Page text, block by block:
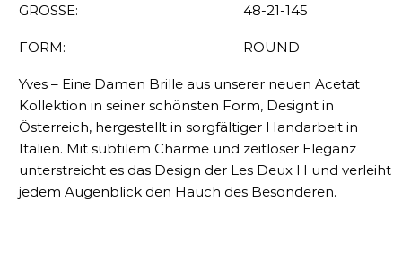
GRÖSSE: 48-21-145
FORM: ROUND
Yves – Eine Damen Brille aus unserer neuen Acetat
Kollektion in seiner schönsten Form, Designt in
Österreich, hergestellt in sorgfältiger Handarbeit in
Italien. Mit subtilem Charme und zeitloser Eleganz
unterstreicht es das Design der Les Deux H und verleiht
jedem Augenblick den Hauch des Besonderen.